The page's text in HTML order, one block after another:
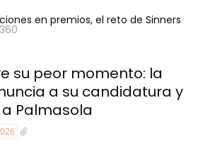
en premios, el reto de Sinners
su peor momento: la
a su candidatura y
Palmasola